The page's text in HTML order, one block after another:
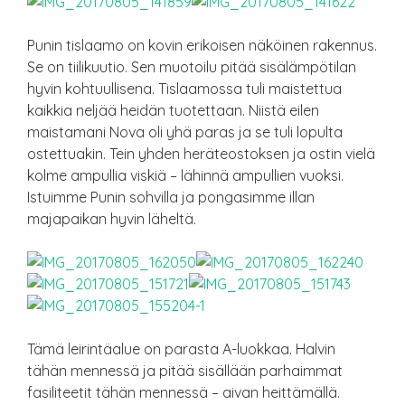
Punin tislaamo on kovin erikoisen näköinen rakennus.
Se on tiilikuutio. Sen muotoilu pitää sisälämpötilan
hyvin kohtuullisena. Tislaamossa tuli maistettua
kaikkia neljää heidän tuotettaan. Niistä eilen
maistamani Nova oli yhä paras ja se tuli lopulta
ostettuakin. Tein yhden heräteostoksen ja ostin vielä
kolme ampullia viskiä – lähinnä ampullien vuoksi.
Istuimme Punin sohvilla ja pongasimme illan
majapaikan hyvin läheltä.
Tämä leirintäalue on parasta A-luokkaa. Halvin
tähän mennessä ja pitää sisällään parhaimmat
fasiliteetit tähän mennessä – aivan heittämällä.